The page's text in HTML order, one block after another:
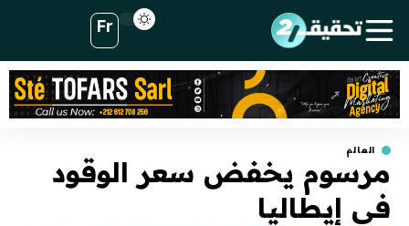
Fr
العالم
مرسوم يخفض سعر الوقود
في إيطاليا